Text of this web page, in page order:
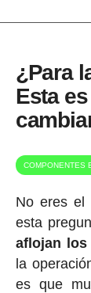
¿Para
Esta
COMPONENTES
No eres el
esta
aflojan los
la
es que